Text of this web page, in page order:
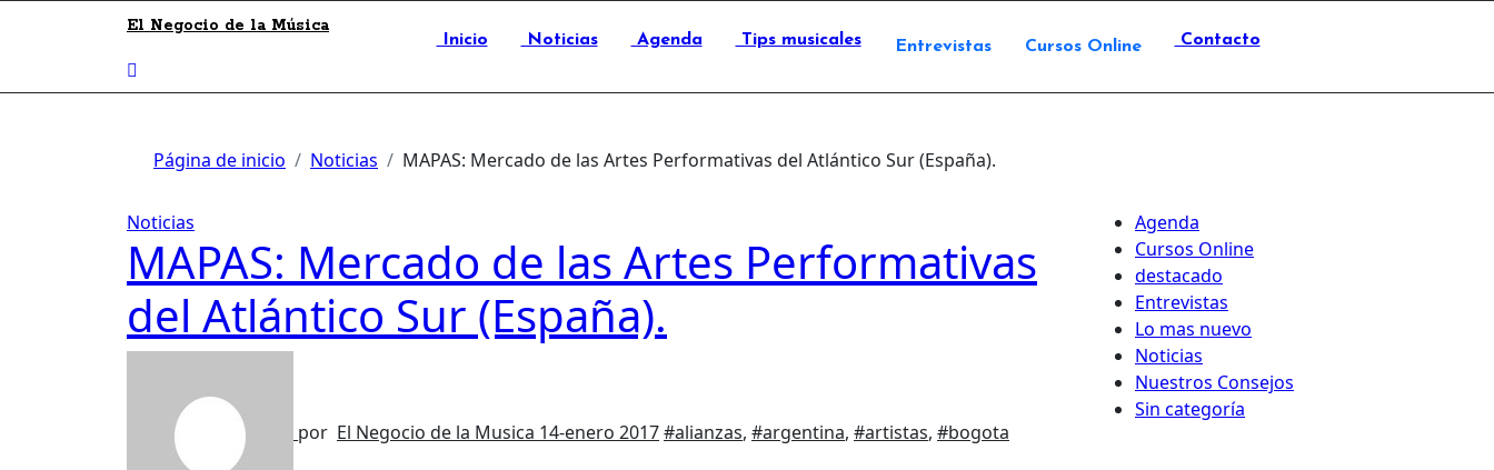
El Negocio de la Música
Inicio Noticias Agenda Tips musicales Entrevistas Cursos Online Contacto
Página de inicio Noticias MAPAS: Mercado de las Artes Performativas del Atlántico Sur (España).
Noticias
MAPAS: Mercado de las Artes Performativas
del Atlántico Sur (España).
por El Negocio de la Musica 14-enero 2017#alianzas, #argentina, #artistas, #bogota
Agenda
Cursos Online
destacado
Entrevistas
Lo mas nuevo
Noticias
Nuestros Consejos
Sin categoría